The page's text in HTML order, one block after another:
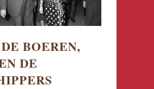
BOEREN,
DE